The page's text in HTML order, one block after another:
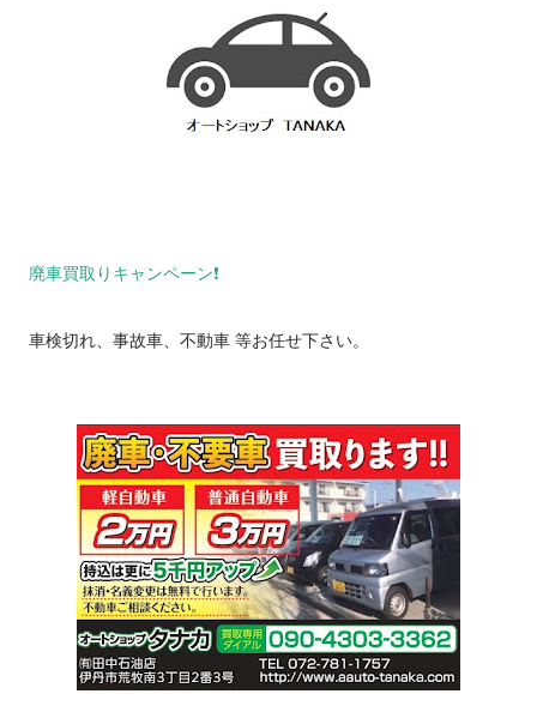
廃車買取りキャンペーン❗️
車検切れ、事故車、不動車 等お任せ下さい。